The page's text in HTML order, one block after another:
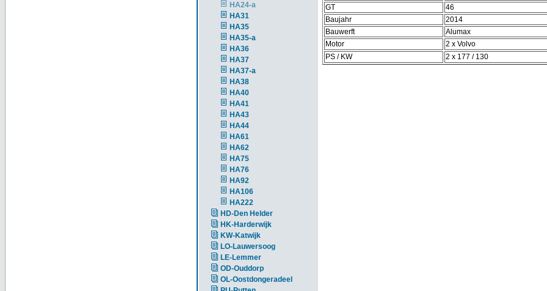
HA24-a
HA31
HA35
HA35-a
HA36
HA37
HA37-a
HA38
HA40
HA41
HA43
HA44
HA61
HA62
HA75
HA76
HA92
HA106
HA222
HD-Den Helder
HK-Harderwijk
KW-Katwijk
LO-Lauwersoog
LE-Lemmer
OD-Ouddorp
OL-Oostdongeradeel
GT
46
Baujahr
2014
Bauwerft
Alumax
Motor
2 x Volvo
PS / KW
2 x 177 / 130